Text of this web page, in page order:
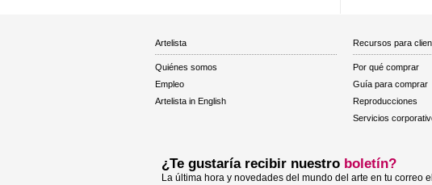
Artelista
Quiénes somos
Empleo
Artelista in English
Recursos para
Por qué comprar
Guía para comprar
Reproducciones
Servicios
¿Te gustaría recibir nuestro boletín?
La última hora y novedades del mundo del arte en tu correo